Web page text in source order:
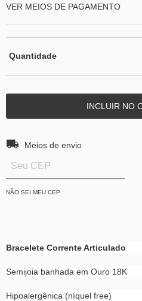
VER MEIOS DE PAGAMENTO
Quantidade
Entregas para o CEP:
Meios de envio
NÃO SEI MEU CEP
Bracelete Corrente Articulado
Semijoia banhada em Ouro 18K
Hipoalergênica (níquel free)